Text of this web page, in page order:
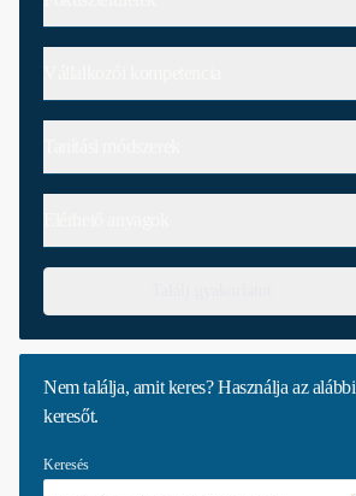
Nem találja, amit keres? Használja az alábbi
keresőt.
Keresés